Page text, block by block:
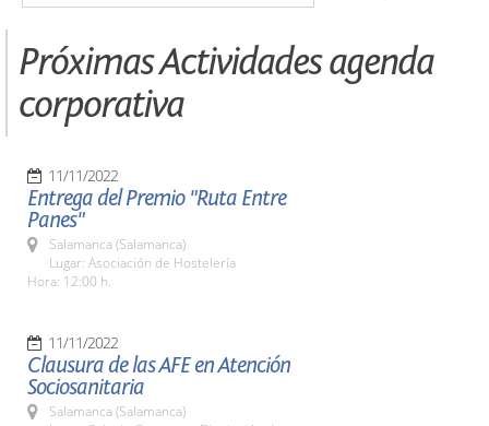
Próximas Actividades agenda
corporativa
11/11/2022
Entrega del Premio "Ruta Entre
Panes"
Salamanca (Salamanca)
Lugar: Asociación de Hostelería
Hora: 12:00 h.
11/11/2022
Clausura de las AFE en Atención
Sociosanitaria
Salamanca (Salamanca)